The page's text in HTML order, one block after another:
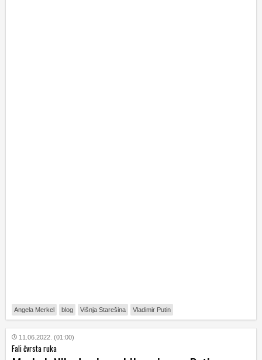
Angela Merkel blog Višnja Starešina Vladimir Putin
11.06.2022. (01:00)
Fali čvrsta ruka